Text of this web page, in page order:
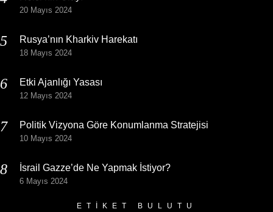
20 Mayıs 2024
Rusya’nın Kharkiv Harekatı
18 Mayıs 2024
Etki Ajanlığı Yasası
12 Mayıs 2024
Politik Vizyona Göre Konumlanma Stratejisi
10 Mayıs 2024
İsrail Gazze’de Ne Yapmak İstiyor?
6 Mayıs 2024
ETIKET BULUTU